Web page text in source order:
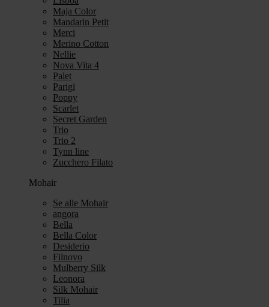
Maja Color
Mandarin Petit
Merci
Merino Cotton
Nellie
Nova Vita 4
Palet
Parigi
Poppy
Scarlet
Secret Garden
Trio
Trio 2
Tynn line
Zucchero Filato
Mohair
Se alle Mohair
angora
Bella
Bella Color
Desiderio
Filnovo
Mulberry Silk
Leonora
Silk Mohair
Tilia